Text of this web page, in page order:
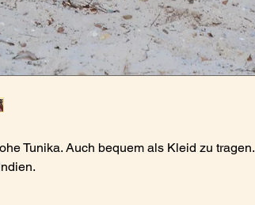
Tunika. Auch bequem als Kleid zu tragen.